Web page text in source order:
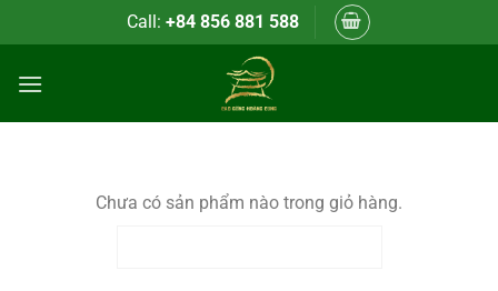
qua
dung
Call: +84 856 881 588
Chưa có sản phẩm nào trong giỏ hàng.